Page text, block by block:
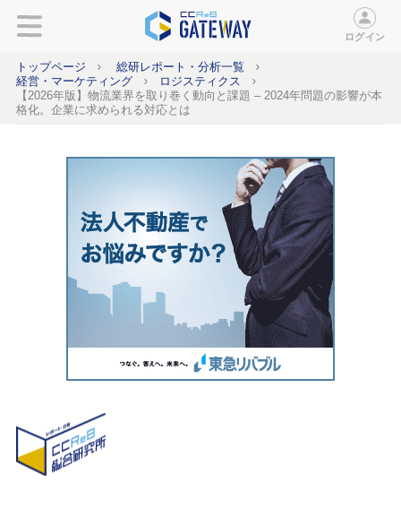
ログイン
トップページ
総研レポート・分析一覧
経営・マーケティング
ロジスティクス
【2026年版】物流業界を取り巻く動向と課題 – 2024年問題の影響が本
格化。企業に求められる対応とは